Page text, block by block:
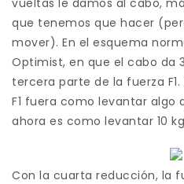
que tenemos que hacer
mover). En el esquema
Optimist, en que el cabo da
tercera parte de la fuerza
F1 fuera como levantar algo
ahora es como levantar 10
Con la cuarta reducción, la